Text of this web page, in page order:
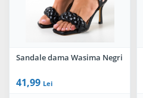
Sandale dama Wasima Negri
41,99 Lei